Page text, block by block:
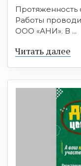
Протяженность
Работы
ООО «АНИ». В ...
Читать далее